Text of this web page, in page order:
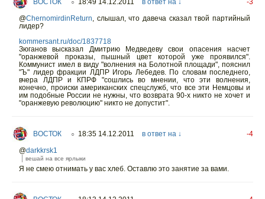
ВОСТОК ○ 18:49 14.12.2011 в ответ на ↓
-3
@ChernomirdinReturn, слышал, что давеча сказал твой партийный
лидер?
kommersant.ru/doc/1837718
Зюганов высказал Дмитрию Медведеву свои опасения насчет
"оранжевой проказы, пышный цвет которой уже проявился".
Коммунист имел в виду "волнения на Болотной площади", пояснил
"Ъ" лидер фракции ЛДПР Игорь Лебедев. По словам последнего,
вчера ЛДПР и КПРФ "сошлись во мнении, что эти волнения,
конечно, происки американских спецслужб, что все эти Немцовы и
им подобные России не нужны, что возврата 90-х никто не хочет и
"оранжевую революцию" никто не допустит".
ВОСТОК ○ 18:35 14.12.2011 в ответ на ↓
-4
@darkkrsk1
вешай на все ярлыки
Я не смею отнимать у вас хлеб. Оставлю это занятие за вами.